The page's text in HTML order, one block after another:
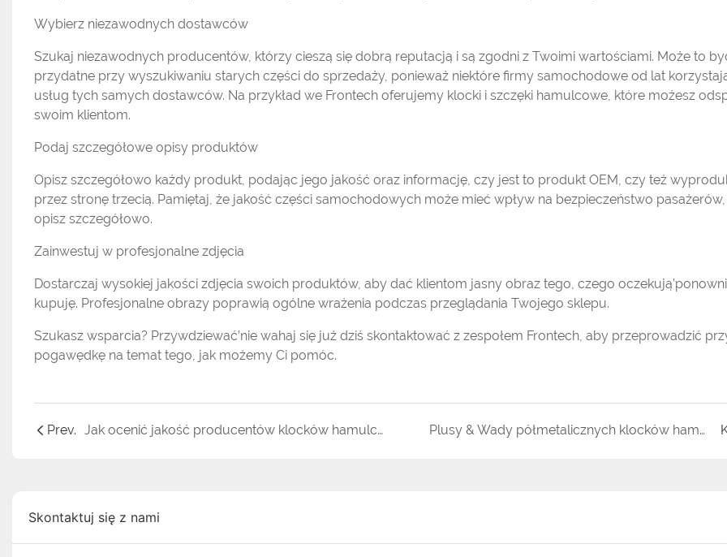
Wybierz niezawodnych dostawców
Szukaj niezawodnych producentów, którzy cieszą się dobrą reputacją i są zgodni z Twoimi wartościami. Może to
przydatne przy wyszukiwaniu starych części do sprzedaży, ponieważ niektóre firmy samochodowe od lat
usług tych samych dostawców. Na przykład we Frontech oferujemy klocki i szczęki hamulcowe, które możesz
swoim klientom.
Podaj szczegółowe opisy produktów
Opisz szczegółowo każdy produkt, podając jego jakość oraz informację, czy jest to produkt OEM, czy też
przez stronę trzecią. Pamiętaj, że jakość części samochodowych może mieć wpływ na bezpieczeństwo
opisz szczegółowo.
Zainwestuj w profesjonalne zdjęcia
Dostarczaj wysokiej jakości zdjęcia swoich produktów, aby dać klientom jasny obraz tego, czego
kupuję. Profesjonalne obrazy poprawią ogólne wrażenia podczas przeglądania Twojego sklepu.
Szukasz wsparcia? Przywdziewać’nie wahaj się już dziś skontaktować z zespołem Frontech, aby przeprowadzić
pogawędkę na temat tego, jak możemy Ci pomóc.
Prev. Jak ocenić jakość producentów klocków hamulcowych Plusy & Wady półmetalicznych klocków hamulcowych
Skontaktuj się z nami